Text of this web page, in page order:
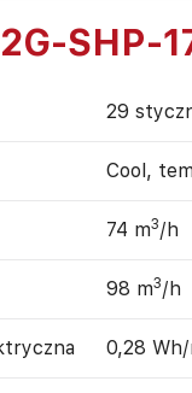
SHP-
29
Cool,
74 m3/h
98 m3/h
0,28